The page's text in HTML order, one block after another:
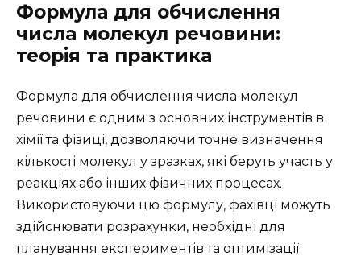
Формула для обчислення
числа молекул речовини:
теорія та практика
Формула для обчислення числа молекул
речовини є одним з основних інструментів в
хімії та фізиці, дозволяючи точне визначення
кількості молекул у зразках, які беруть участь у
реакціях або інших фізичних процесах.
Використовуючи цю формулу, фахівці можуть
здійснювати розрахунки, необхідні для
планування експериментів та оптимізації